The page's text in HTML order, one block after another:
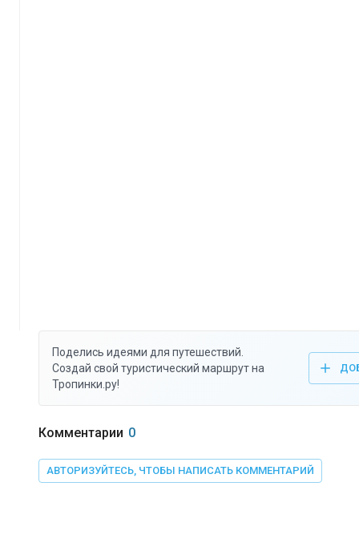
Поделись идеями для путешествий.
Создай свой туристический маршрут на
Тропинки.ру!
Комментарии 0
АВТОРИЗУЙТЕСЬ, ЧТОБЫ НАПИСАТЬ КОММЕНТАРИЙ